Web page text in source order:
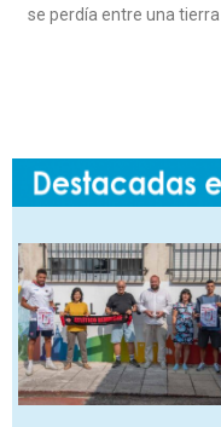
se perdía entre una tierra